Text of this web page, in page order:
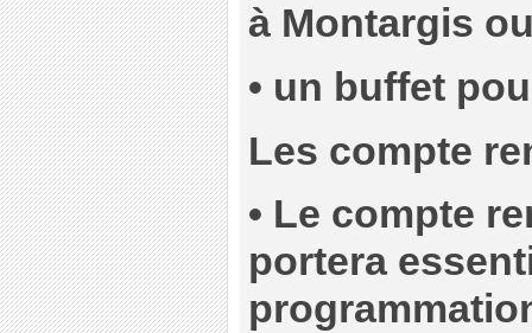
à Montargis
• un buffet
Les compte
• Le compte
portera